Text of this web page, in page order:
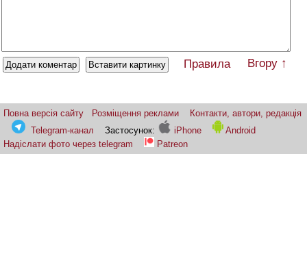
Правила Вгору ↑
Повна версія сайту Розміщення реклами
Контакти, автори, редакція
Telegram-канал
Застосунок: iPhone
Android
Надіслати фото через telegram
Patreon